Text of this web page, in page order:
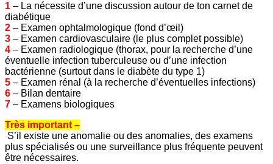
1 – La nécessite d’une discussion autour de ton carnet de
diabétique
2 – Examen ophtalmologique (fond d’œil)
3 – Examen cardiovasculaire (le plus complet possible)
4 – Examen radiologique (thorax, pour la recherche d’une
éventuelle infection tuberculeuse ou d’une infection
bactérienne (surtout dans le diabète du type 1)
5 – Examen rénal (à la recherche d’éventuelles infections)
6 – Bilan dentaire
7 – Examens biologiques
Très important –
S’il existe une anomalie ou des anomalies, des examens
plus spécialisés ou une surveillance plus fréquente peuvent
être nécessaires.